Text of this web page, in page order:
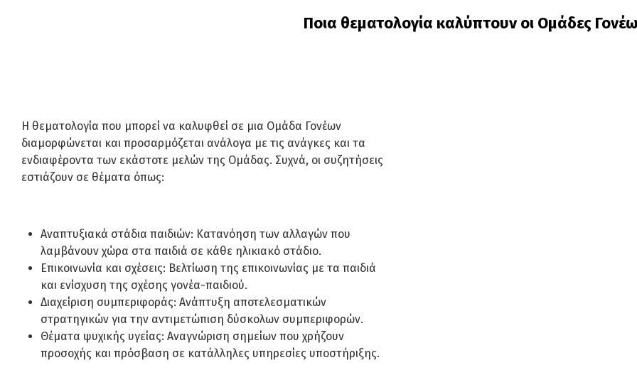
Ποια θεματολογία καλύπτουν οι Ομάδες
Η θεματολογία που μπορεί να καλυφθεί σε μια Ομάδα Γονέων
διαμορφώνεται και προσαρμόζεται ανάλογα με τις ανάγκες και τα
ενδιαφέροντα των εκάστοτε μελών της Ομάδας. Συχνά, οι συζητήσεις
εστιάζουν σε θέματα όπως:
Αναπτυξιακά στάδια παιδιών: Κατανόηση των αλλαγών που
λαμβάνουν χώρα στα παιδιά σε κάθε ηλικιακό στάδιο.
Επικοινωνία και σχέσεις: Βελτίωση της επικοινωνίας με τα παιδιά
και ενίσχυση της σχέσης γονέα-παιδιού.
Διαχείριση συμπεριφοράς: Ανάπτυξη αποτελεσματικών
στρατηγικών για την αντιμετώπιση δύσκολων συμπεριφορών.
Θέματα ψυχικής υγείας: Αναγνώριση σημείων που χρήζουν
προσοχής και πρόσβαση σε κατάλληλες υπηρεσίες υποστήριξης.